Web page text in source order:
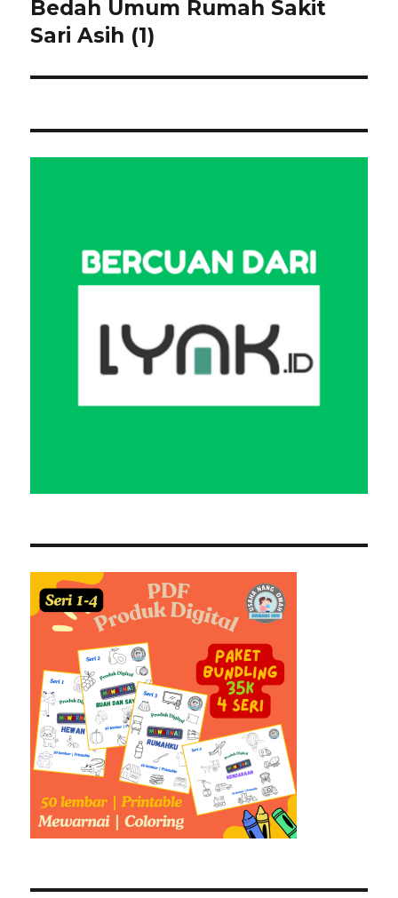
Bedah Umum Rumah Sakit
Sari Asih (1)